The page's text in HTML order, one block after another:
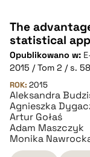
The
statistical
Opublikowano w:
2015 / Tom 2 / s.
ROK: 2015
Aleksandra
Agnieszka
Artur Gołaś
Adam Maszczyk
Monika